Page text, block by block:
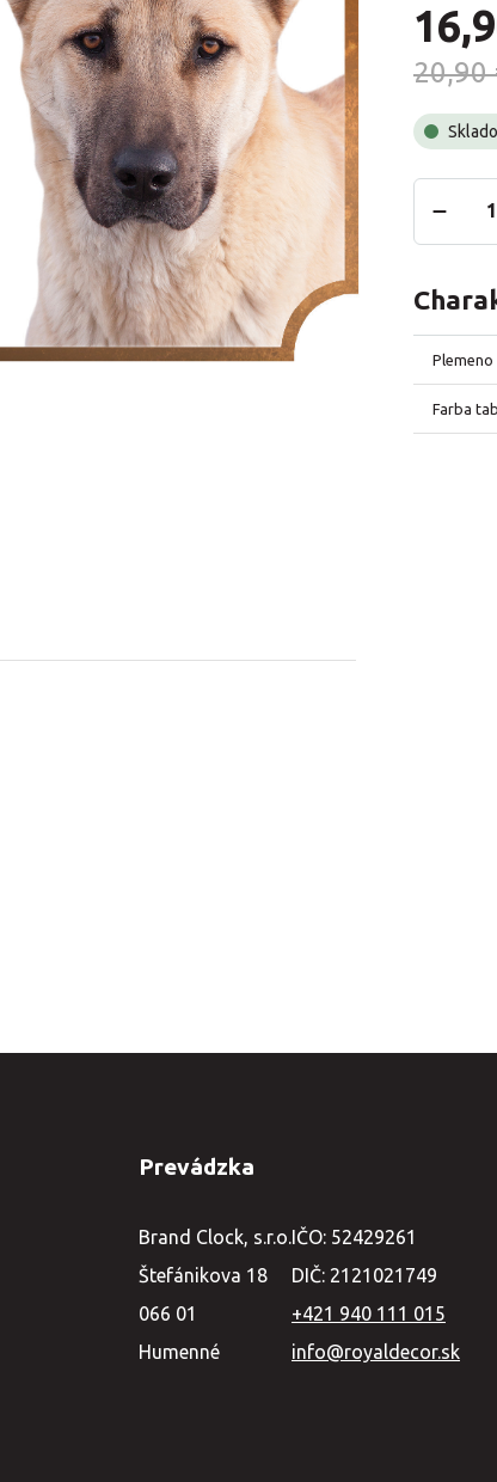
20,90
Plemeno
Farba
Prevádzka
Brand Clock, s.r.o.
Štefánikova 18
066 01
Humenné
IČO: 52429261
DIČ: 2121021749
+421 940 111 015
info@royaldecor.sk